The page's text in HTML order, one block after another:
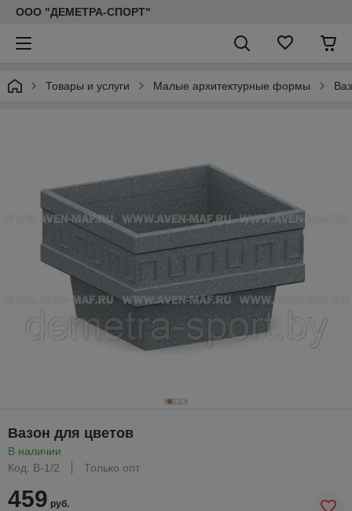
ООО "ДЕМЕТРА-СПОРТ"
Товары и услуги Малые архитектурные формы
Вазон для цветов
В наличии
Код: В-1/2
Только опт
459 руб.